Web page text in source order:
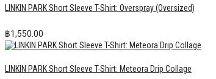
LINKIN PARK Short Sleeve T-Shirt: Overspray (Oversized)
฿1,550.00
LINKIN PARK Short Sleeve T-Shirt: Meteora Drip Collage